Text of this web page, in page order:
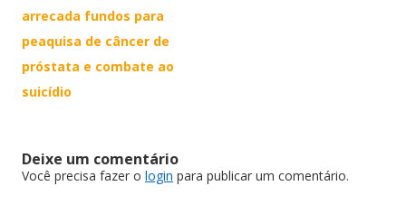
arrecada fundos para
peaquisa de câncer de
próstata e combate ao
suicídio
Deixe um comentário
Você precisa fazer o login para publicar um comentário.